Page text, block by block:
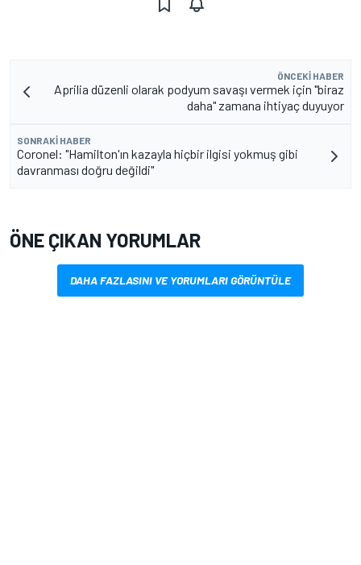
ÖNCEKI HABER
Aprilia düzenli olarak podyum savaşı vermek için "biraz
daha" zamana ihtiyaç duyuyor
SONRAKI HABER
Coronel: "Hamilton'ın kazayla hiçbir ilgisi yokmuş gibi
davranması doğru değildi"
ÖNE ÇIKAN YORUMLAR
DAHA FAZLASINI VE YORUMLARI GÖRÜNTÜLE